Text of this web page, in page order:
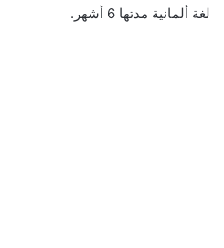
لغة ألمانية مدتها 6 أشهر.